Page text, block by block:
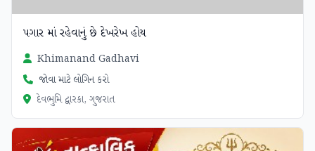
પગાર માં રહેવાનું છે દેખરેખ હોય
Khimanand Gadhavi
જોવા માટે લોગિન કરો
દેવભુમિ દ્વારકા, ગુજરાત